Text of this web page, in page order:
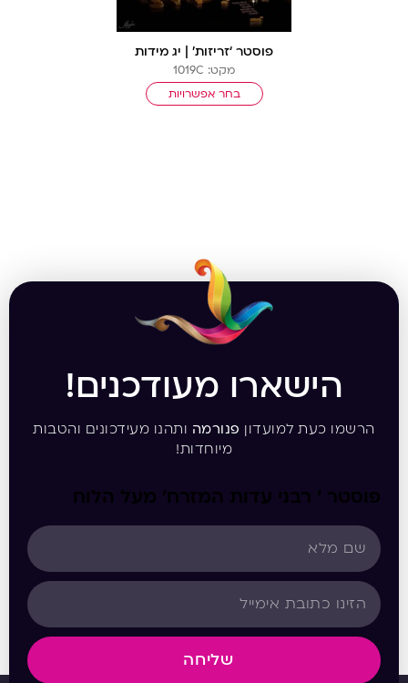
פוסטר ‘זריזות’ | יג מידות
מקט: 1019C
בחר אפשרויות
הישארו מעודכנים!
הרשמו כעת למועדון פנורמה ותהנו מעידכונים והטבות
מיוחדות!
פוסטר ‘ רבני עדות המזרח’ מעל הלוח
שליחה